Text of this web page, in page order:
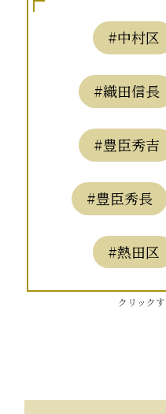
#中村区
#織田信長
#豊臣秀吉
#豊臣秀長
#熱田区
クリック